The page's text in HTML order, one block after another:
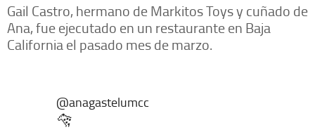
Gail Castro, hermano de Markitos Toys y cuñado de
Ana, fue ejecutado en un restaurante en Baja
California el pasado mes de marzo.
@anagastelumcc
🐆